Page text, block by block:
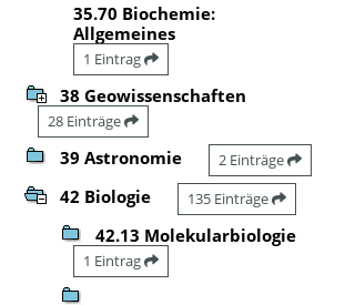
35.70 Biochemie:
Allgemeines
1 Eintrag
38 Geowissenschaften
28 Einträge
39 Astronomie 2 Einträge
42 Biologie 135 Einträge
42.13 Molekularbiologie
1 Eintrag